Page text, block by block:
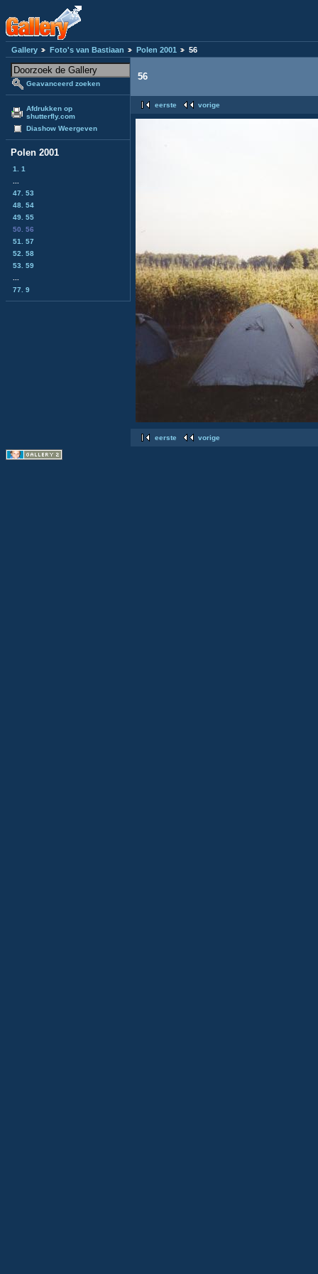
Gallery Foto's van Bastiaan Polen 2001 56
Geavanceerd zoeken
Afdrukken op
shutterfly.com
Diashow Weergeven
Polen 2001
1. 1
47. 53
48. 54
49. 55
50. 56
51. 57
52. 58
53. 59
77. 9
56
eerste vorige
eerste vorige